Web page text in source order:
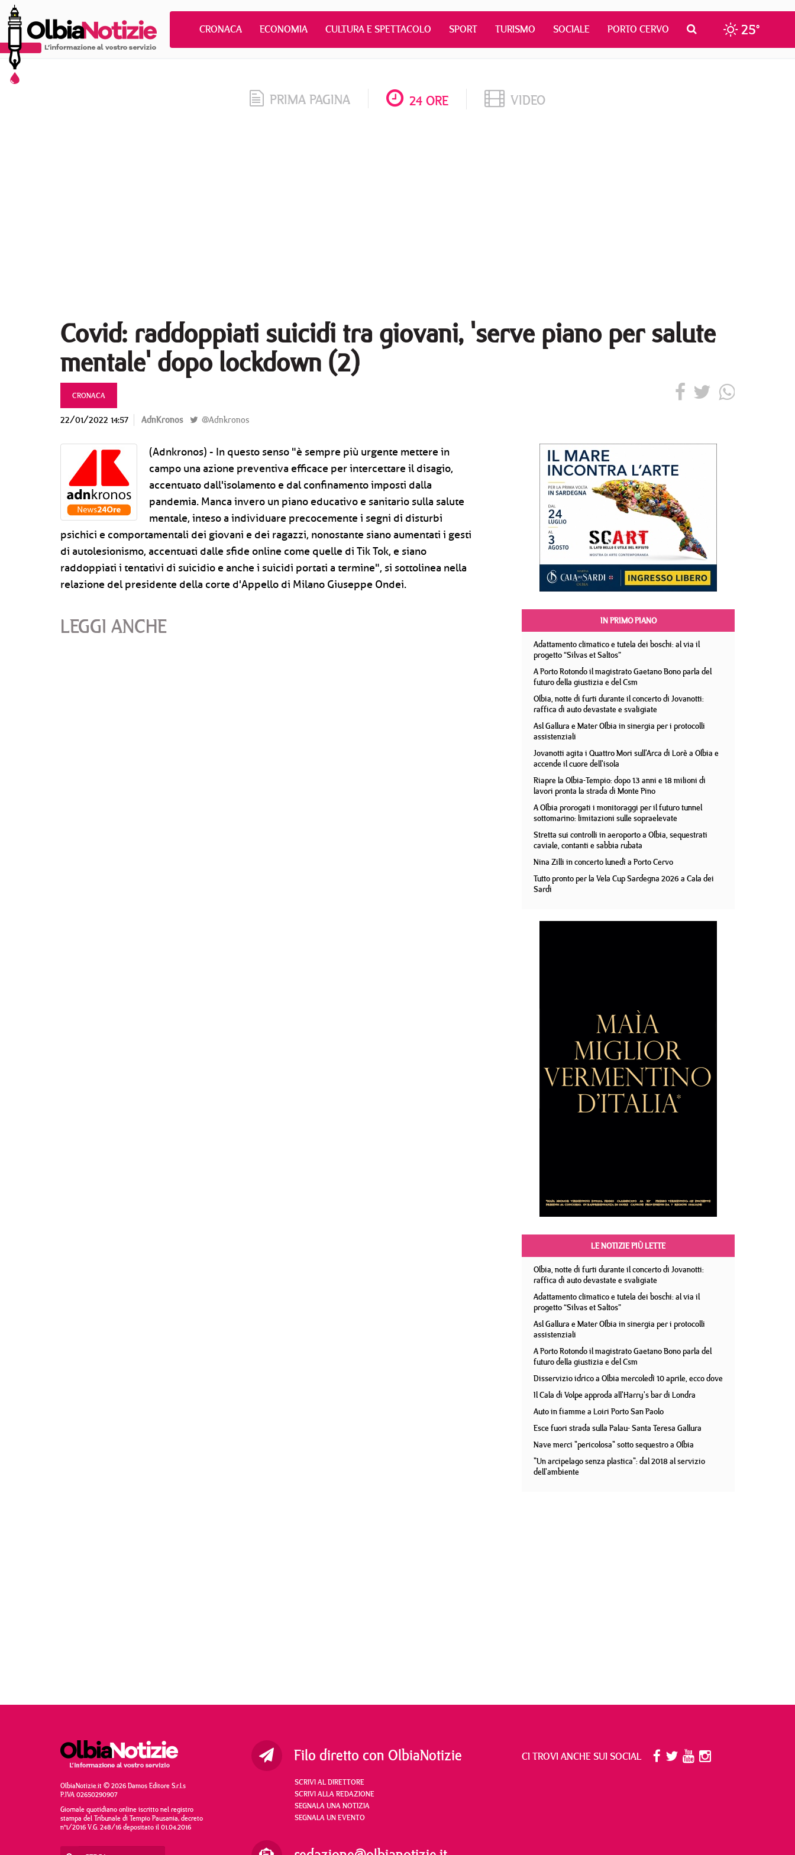
CRONACA ECONOMIA CULTURA E SPETTACOLO SPORT TURISMO SOCIALE PORTO CERVO 25°
PRIMA PAGINA 24 ORE VIDEO
Covid: raddoppiati suicidi tra giovani, 'serve piano per salute
mentale' dopo lockdown (2)
CRONACA
22/01/2022 14:57 AdnKronos @Adnkronos
(Adnkronos) - In questo senso "è sempre più urgente mettere in
campo una azione preventiva efficace per intercettare il disagio,
accentuato dall'isolamento e dal confinamento imposti dalla
pandemia. Manca invero un piano educativo e sanitario sulla salute
mentale, inteso a individuare precocemente i segni di disturbi
psichici e comportamentali dei giovani e dei ragazzi, nonostante siano aumentati i gesti
di autolesionismo, accentuati dalle sfide online come quelle di Tik Tok, e siano
raddoppiati i tentativi di suicidio e anche i suicidi portati a termine", si sottolinea nella
relazione del presidente della corte d'Appello di Milano Giuseppe Ondei.
LEGGI ANCHE
IN PRIMO PIANO
Adattamento climatico e tutela dei boschi: al via il
progetto “Silvas et Saltos”
A Porto Rotondo il magistrato Gaetano Bono parla del
futuro della giustizia e del Csm
Olbia, notte di furti durante il concerto di Jovanotti:
raffica di auto devastate e svaligiate
Asl Gallura e Mater Olbia in sinergia per i protocolli
assistenziali
Jovanotti agita i Quattro Mori sull'Arca di Lorè a Olbia e
accende il cuore dell'isola
Riapre la Olbia-Tempio: dopo 13 anni e 18 milioni di
lavori pronta la strada di Monte Pino
A Olbia prorogati i monitoraggi per il futuro tunnel
sottomarino: limitazioni sulle sopraelevate
Stretta sui controlli in aeroporto a Olbia, sequestrati
caviale, contanti e sabbia rubata
Nina Zilli in concerto lunedì a Porto Cervo
Tutto pronto per la Vela Cup Sardegna 2026 a Cala dei
Sardi
LE NOTIZIE PIÙ LETTE
Olbia, notte di furti durante il concerto di Jovanotti:
raffica di auto devastate e svaligiate
Adattamento climatico e tutela dei boschi: al via il
progetto “Silvas et Saltos”
Asl Gallura e Mater Olbia in sinergia per i protocolli
assistenziali
A Porto Rotondo il magistrato Gaetano Bono parla del
futuro della giustizia e del Csm
Disservizio idrico a Olbia mercoledì 10 aprile, ecco dove
Il Cala di Volpe approda all'Harry's bar di Londra
Auto in fiamme a Loiri Porto San Paolo
Esce fuori strada sulla Palau- Santa Teresa Gallura
Nave merci "pericolosa" sotto sequestro a Olbia
"Un arcipelago senza plastica": dal 2018 al servizio
dell'ambiente
OlbiaNotizie.it © 2026 Damos Editore S.r.l.s
P.IVA 02650290907
Giornale quotidiano online iscritto nel registro
stampa del Tribunale di Tempio Pausania, decreto
n°1/2016 V.G. 248/16 depositato il 01.04.2016
Filo diretto con OlbiaNotizie
SCRIVI AL DIRETTORE
SCRIVI ALLA REDAZIONE
SEGNALA UNA NOTIZIA
SEGNALA UN EVENTO
CI TROVI ANCHE SUI SOCIAL